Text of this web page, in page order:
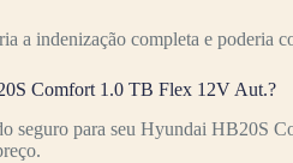
a indenização completa e poderia
Comfort 1.0 TB Flex 12V Aut.?
seguro para seu Hyundai HB20S